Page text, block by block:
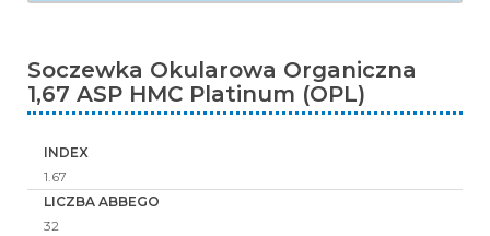
Soczewka Okularowa Organiczna
1,67 ASP HMC Platinum (OPL)
INDEX
1.67
LICZBA ABBEGO
32